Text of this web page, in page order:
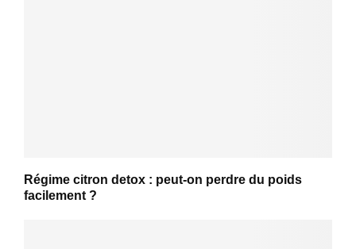
Régime citron detox : peut-on perdre du poids
facilement ?